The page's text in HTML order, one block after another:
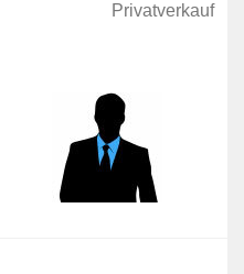
Privatverkauf